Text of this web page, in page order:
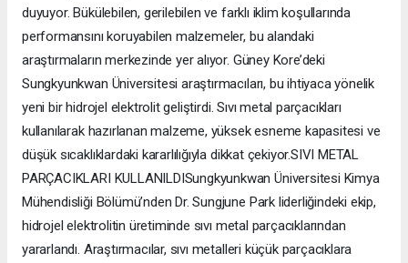
duyuyor. Bükülebilen, gerilebilen ve farklı iklim koşullarında
performansını koruyabilen malzemeler, bu alandaki
araştırmaların merkezinde yer alıyor. Güney Kore’deki
Sungkyunkwan Üniversitesi araştırmacıları, bu ihtiyaca yönelik
yeni bir hidrojel elektrolit geliştirdi. Sıvı metal parçacıkları
kullanılarak hazırlanan malzeme, yüksek esneme kapasitesi ve
düşük sıcaklıklardaki kararlılığıyla dikkat çekiyor.SIVI METAL
PARÇACIKLARI KULLANILDISungkyunkwan Üniversitesi Kimya
Mühendisliği Bölümü’nden Dr. Sungjune Park liderliğindeki ekip,
hidrojel elektrolitin üretiminde sıvı metal parçacıklarından
yararlandı. Araştırmacılar, sıvı metalleri küçük parçacıklara